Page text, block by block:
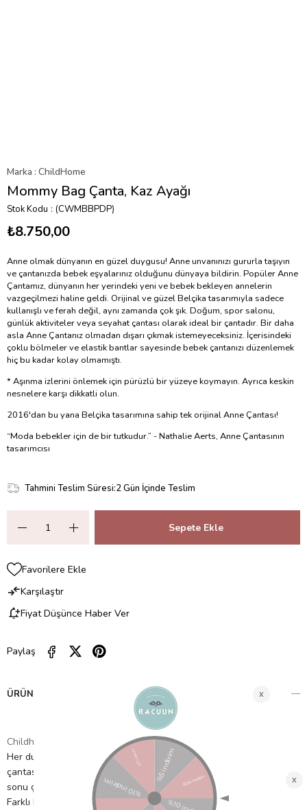
Marka : ChildHome
Mommy Bag Çanta, Kaz Ayağı
Stok Kodu (CWMBBPDP)
₺8.750,00
Anne olmak dünyanın en güzel duygusu! Anne unvanınızı gururla taşıyın
ve çantanızda bebek eşyalarınız olduğunu dünyaya bildirin. Popüler Anne
Çantamız, dünyanın her yerindeki yeni ve bebek bekleyen annelerin
vazgeçilmezi haline geldi. Orijinal ve güzel Belçika tasarımıyla sadece
kullanışlı ve ferah değil, aynı zamanda çok şık. Doğum, spor salonu,
günlük aktiviteler veya seyahat çantası olarak ideal bir çantadır. Bir daha
asla Anne Çantanız olmadan dışarı çıkmak istemeyeceksiniz. İçerisindeki
çoklu bölmeler ve elastik bantlar sayesinde bebek çantanızı düzenlemek
hiç bu kadar kolay olmamıştı.
* Aşınma izlerini önlemek için pürüzlü bir yüzeye koymayın. Ayrıca keskin
nesnelere karşı dikkatli olun.
2016'dan bu yana Belçika tasarımına sahip tek orijinal Anne Çantası!
“Moda bebekler için de bir tutkudur.” - Nathalie Aerts, Anne Çantasının
tasarımcısı
Tahmini Teslim Süresi:2 Gün İçinde Teslim
Favorilere Ekle
Karşılaştır
Fiyat Düşünce Haber Ver
Paylaş
ÜRÜN ÖZELLIKLERI
Childhome
Orijinal Belçika tasarımı
Her durum için mükemmeldir. Bebek bezi çantası, emzirme
çantası, seyahat çantası, plaj çantası, hastane çantası, hafta
sonu çantası olarak kullanılabilir...
Farklı bölmeler ve elastik bantlar çantayı kolayca düzenli tutar